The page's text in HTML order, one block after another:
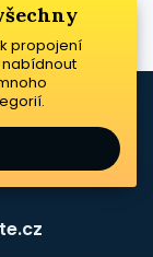
propojení